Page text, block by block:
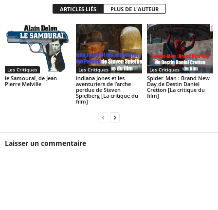
ARTICLES LIÉS PLUS DE L'AUTEUR
Les Critiques
le Samouraï, de Jean-
Pierre Melville
Les Critiques
Indiana Jones et les
aventuriers de l’arche
perdue de Steven
Spielberg [La critique du
film]
Les Critiques
Spider-Man : Brand New
Day de Destin Daniel
Cretton [La critique du
film]
Laisser un commentaire